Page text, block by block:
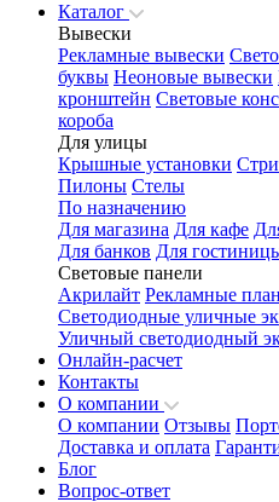
Каталог
Вывески
Рекламные вывески
буквы Неоновые вывески
кронштейн Световые
короба
Для улицы
Крышные установки
Пилоны Стелы
По назначению
Для магазина Для кафе
Для банков Для
Световые панели
Акрилайт Рекламные
Светодиодные уличные
Уличный светодиодный
Онлайн-расчет
Контакты
О компании
О компании Отзывы
Доставка и оплата
Блог
Вопрос-ответ